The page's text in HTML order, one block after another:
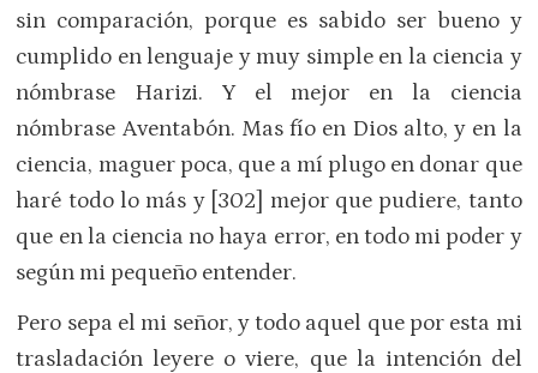
sin comparación, porque es sabido ser bueno y
cumplido en lenguaje y muy simple en la ciencia y
nómbrase Harizi. Y el mejor en la ciencia
nómbrase Aventabón. Mas fío en Dios alto, y en la
ciencia, maguer poca, que a mí plugo en donar que
haré todo lo más y [302] mejor que pudiere, tanto
que en la ciencia no haya error, en todo mi poder y
según mi pequeño entender.
Pero sepa el mi señor, y todo aquel que por esta mi
trasladación leyere o viere, que la intención del